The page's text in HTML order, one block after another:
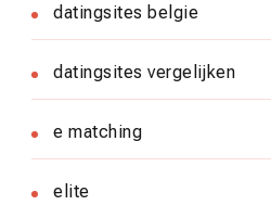
datingsites belgie
datingsites vergelijken
e matching
elite